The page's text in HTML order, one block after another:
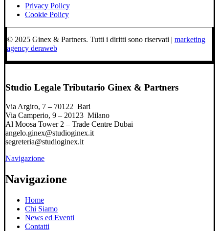
Privacy Policy
Cookie Policy
© 2025 Ginex & Partners. Tutti i diritti sono riservati | marketing
agency deraweb
Studio Legale Tributario Ginex & Partners
Via Argiro, 7 – 70122 Bari
Via Camperio, 9 – 20123 Milano
Al Moosa Tower 2 – Trade Centre Dubai
angelo.ginex@studioginex.it
segreteria@studioginex.it
Navigazione
Navigazione
Home
Chi Siamo
News ed Eventi
Contatti